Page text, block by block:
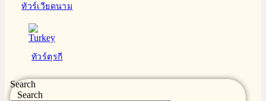
ทัวร์เวียดนาม
ทัวร์ตุรกี
Search
Search